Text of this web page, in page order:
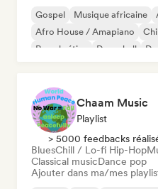
Gospel Musique africaine
Afro House / Amapiano
Rap chrétien
Dancehall
Chaam Music
Playlist
> 5000 feedbacks
BluesChill / Lo-fi Hip-Hop
Classical musicDance pop
Ajouter dans ma/mes